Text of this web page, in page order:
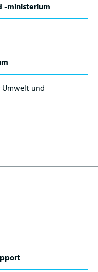
-ministerium
Umwelt und